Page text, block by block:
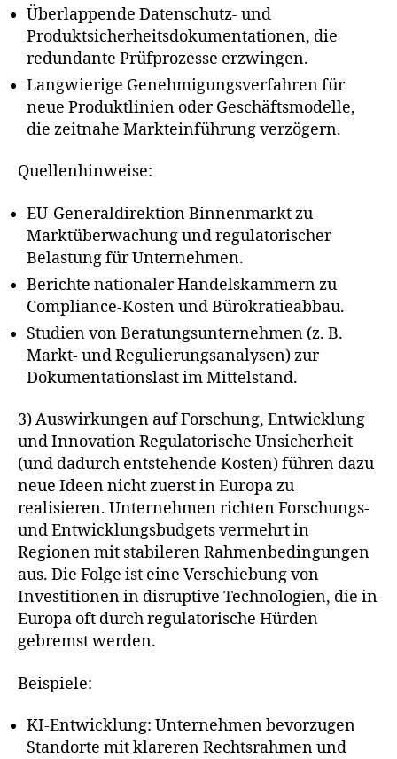
Überlappende Datenschutz- und
Produktsicherheitsdokumentationen, die
redundante Prüfprozesse erzwingen.
Langwierige Genehmigungsverfahren für
neue Produktlinien oder Geschäftsmodelle,
die zeitnahe Markteinführung verzögern.
Quellenhinweise:
EU-Generaldirektion Binnenmarkt zu
Marktüberwachung und regulatorischer
Belastung für Unternehmen.
Berichte nationaler Handelskammern zu
Compliance-Kosten und Bürokratieabbau.
Studien von Beratungsunternehmen (z. B.
Markt- und Regulierungsanalysen) zur
Dokumentationslast im Mittelstand.
3) Auswirkungen auf Forschung, Entwicklung
und Innovation Regulatorische Unsicherheit
(und dadurch entstehende Kosten) führen dazu
neue Ideen nicht zuerst in Europa zu
realisieren. Unternehmen richten Forschungs-
und Entwicklungsbudgets vermehrt in
Regionen mit stabileren Rahmenbedingungen
aus. Die Folge ist eine Verschiebung von
Investitionen in disruptive Technologien, die in
Europa oft durch regulatorische Hürden
gebremst werden.
Beispiele:
KI-Entwicklung: Unternehmen bevorzugen
Standorte mit klareren Rechtsrahmen und